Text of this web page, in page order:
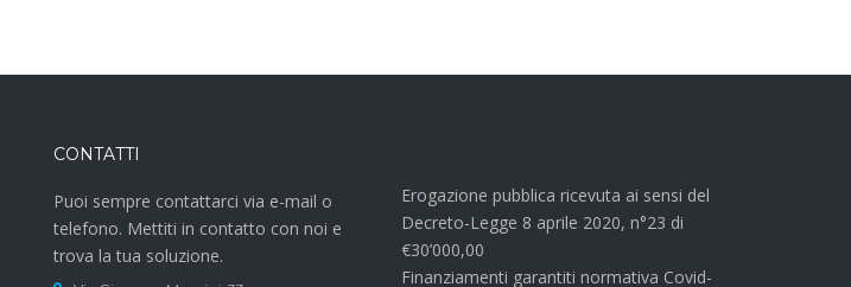
CONTATTI
Puoi sempre contattarci via e-mail o
telefono. Mettiti in contatto con noi e
trova la tua soluzione.
Erogazione pubblica ricevuta ai sensi del
Decreto-Legge 8 aprile 2020, n°23 di
€30’000,00
Finanziamenti garantiti normativa Covid-